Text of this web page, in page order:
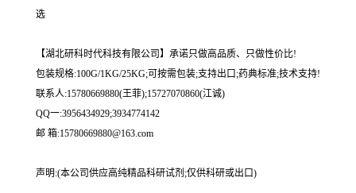
选
【湖北研科时代科技有限公司】承诺只做高品质、只做性价比!
包装规格:100G/1KG/25KG;可按需包装;支持出口;药典标准;技术支持!
联系人:15780669880(王菲);15727070860(江诚)
QQ一:3956434929;3934774142
邮 箱:15780669880@163.com
声明:(本公司供应高纯精品科研试剂;仅供科研或出口)